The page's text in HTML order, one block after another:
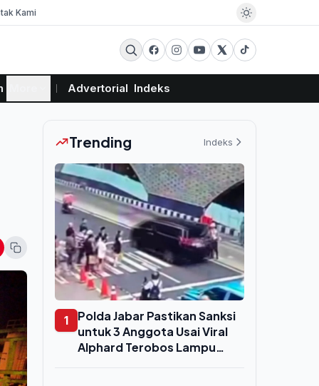
Kami
Advertorial Indeks
Trending Indeks
1
Polda Jabar Pastikan Sanksi
untuk 3 Anggota Usai Viral
Alphard Terobos Lampu